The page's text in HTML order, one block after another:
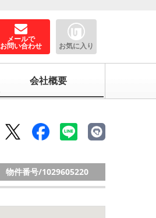
メールで
お問い合わせ お気に入り
会社概要
物件番号/1029605220